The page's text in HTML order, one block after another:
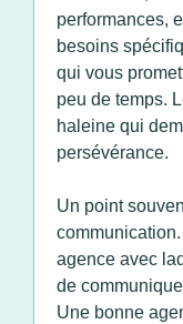
performances,
besoins
qui vous
peu de temps.
haleine qui
persévérance.
Un point
agence avec
de
Une bonne